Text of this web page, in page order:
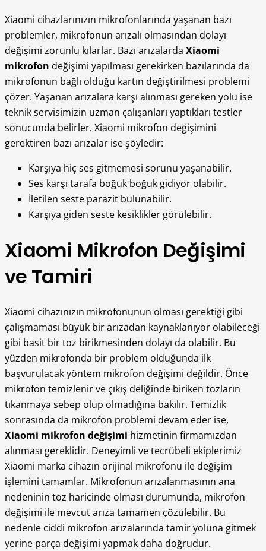
Xiaomi cihazlarınızın mikrofonlarında yaşanan bazı
problemler, mikrofonun arızalı olmasından dolayı
değişimi zorunlu kılarlar. Bazı arızalarda Xiaomi
mikrofon değişimi yapılması gerekirken bazılarında da
mikrofonun bağlı olduğu kartın değiştirilmesi problemi
çözer. Yaşanan arızalara karşı alınması gereken yolu ise
teknik servisimizin uzman çalışanları yaptıkları testler
sonucunda belirler. Xiaomi mikrofon değişimini
gerektiren bazı arızalar ise şöyledir:
Karşıya hiç ses gitmemesi sorunu yaşanabilir.
Ses karşı tarafa boğuk boğuk gidiyor olabilir.
İletilen seste parazit bulunabilir.
Karşıya giden seste kesiklikler görülebilir.
Xiaomi Mikrofon Değişimi
ve Tamiri
Xiaomi cihazınızın mikrofonunun olması gerektiği gibi
çalışmaması büyük bir arızadan kaynaklanıyor olabileceği
gibi basit bir toz birikmesinden dolayı da olabilir. Bu
yüzden mikrofonda bir problem olduğunda ilk
başvurulacak yöntem mikrofon değişimi değildir. Önce
mikrofon temizlenir ve çıkış deliğinde biriken tozların
tıkanmaya sebep olup olmadığına bakılır. Temizlik
sonrasında da mikrofon problemi devam eder ise,
Xiaomi mikrofon değişimi hizmetinin firmamızdan
alınması gereklidir. Deneyimli ve tecrübeli ekiplerimiz
Xiaomi marka cihazın orijinal mikrofonu ile değişim
işlemini tamamlar. Mikrofonun arızalanmasının ana
nedeninin toz haricinde olması durumunda, mikrofon
değişimi ile mevcut arıza tamamen çözülebilir. Bu
nedenle ciddi mikrofon arızalarında tamir yoluna gitmek
yerine parça değişimi yapmak daha doğrudur.